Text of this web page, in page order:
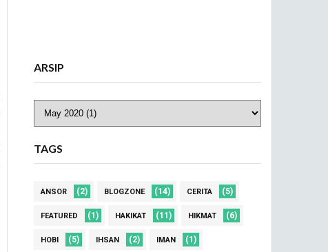
ARSIP
TAGS
ANSOR (2) BLOGZONE (14) CERITA (5)
FEATURED (1) HAKIKAT (11) HIKMAT (6)
HOBI (5) IHSAN (2) IMAN (1)